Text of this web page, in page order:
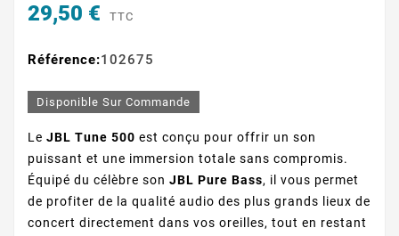
29,50 € TTC
Référence:102675
Disponible Sur Commande
Le JBL Tune 500 est conçu pour offrir un son
puissant et une immersion totale sans compromis.
Équipé du célèbre son JBL Pure Bass, il vous permet
de profiter de la qualité audio des plus grands lieux de
concert directement dans vos oreilles, tout en restant